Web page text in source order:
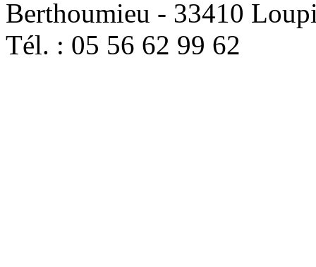
Berthoumieu - 33410
Tél. : 05 56 62 99 62